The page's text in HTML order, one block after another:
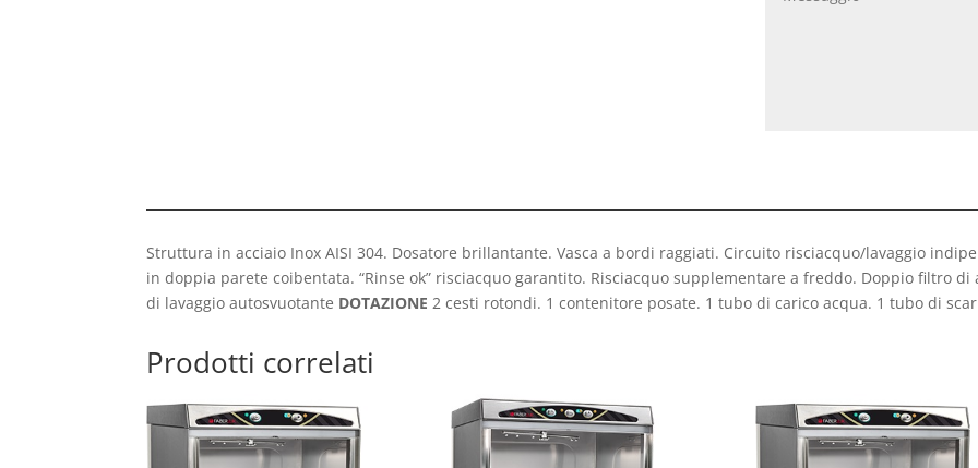
Struttura in acciaio Inox AISI 304. Dosatore brillantante. Vasca a bordi raggiati. Circuito risciacquo/lavaggio
in doppia parete coibentata. “Rinse ok” risciacquo garantito. Risciacquo supplementare a freddo. Doppio filtro
di lavaggio autosvuotante DOTAZIONE2 cesti rotondi. 1 contenitore posate. 1 tubo di carico acqua. 1 tubo di
Prodotti correlati